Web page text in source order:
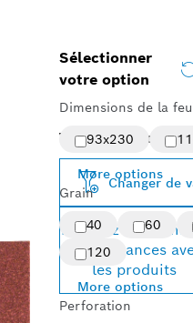
Sélectionner
votre option
Dimensions de la
93x230
More options
Grain
40
60
120
More options
Perforation
Variante
Changer de
Réalisez
performances
les produits